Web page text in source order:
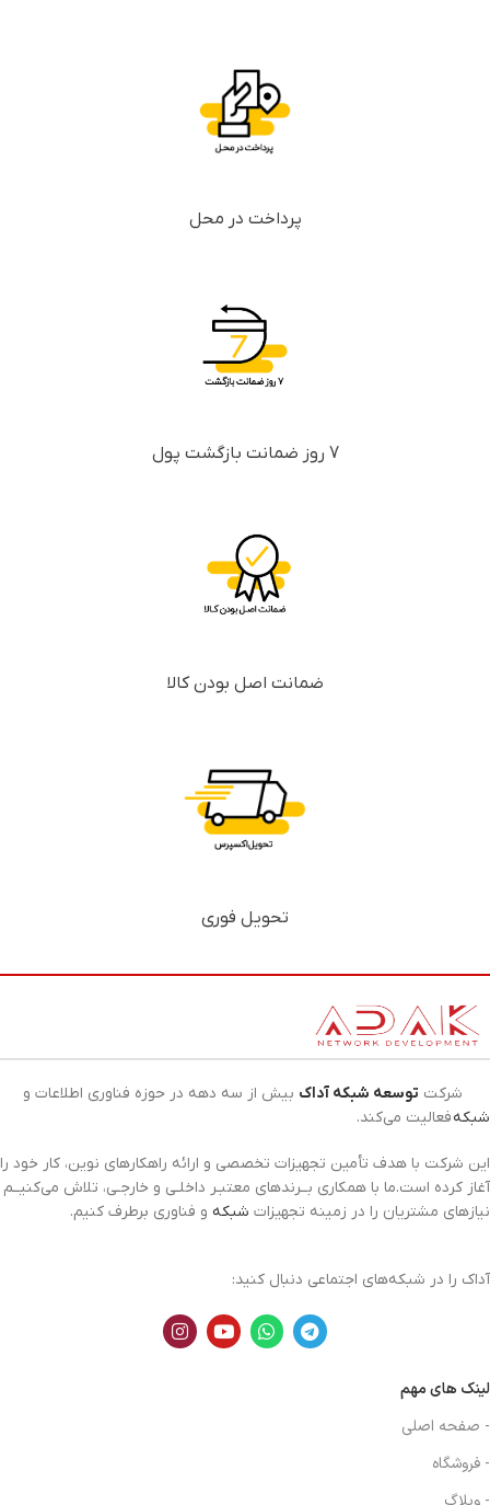
پرداخت در محل
7 روز ضمانت بازگشت پول
ضمانت اصل بودن کالا
تحویل فوری
شرکت توسعه شبکه آداک بیش از سه دهه در حوزه فناوری اطلاعات و
شبکهفعالیت می‌کند.
این شرکت با هدف تأمین تجهیزات تخصصی و ارائه راهکارهای نوین، کار خود را
آغاز کرده است.ما با همکاری بــرندهای معتبـر داخلـی و خارجـی، تلاش می‌کنیــم
نیازهای مشتریان را در زمینه تجهیزات شبکه و فناوری برطرف کنیم.
آداک را در شبکه‌های اجتماعی دنبال کنید:
لینک های مهم
- صفحه اصلی
- فروشگاه